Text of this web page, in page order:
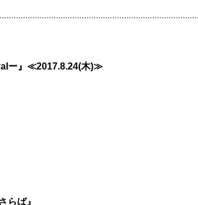
ー』 ≪2017.8.24(木)≫
らば』